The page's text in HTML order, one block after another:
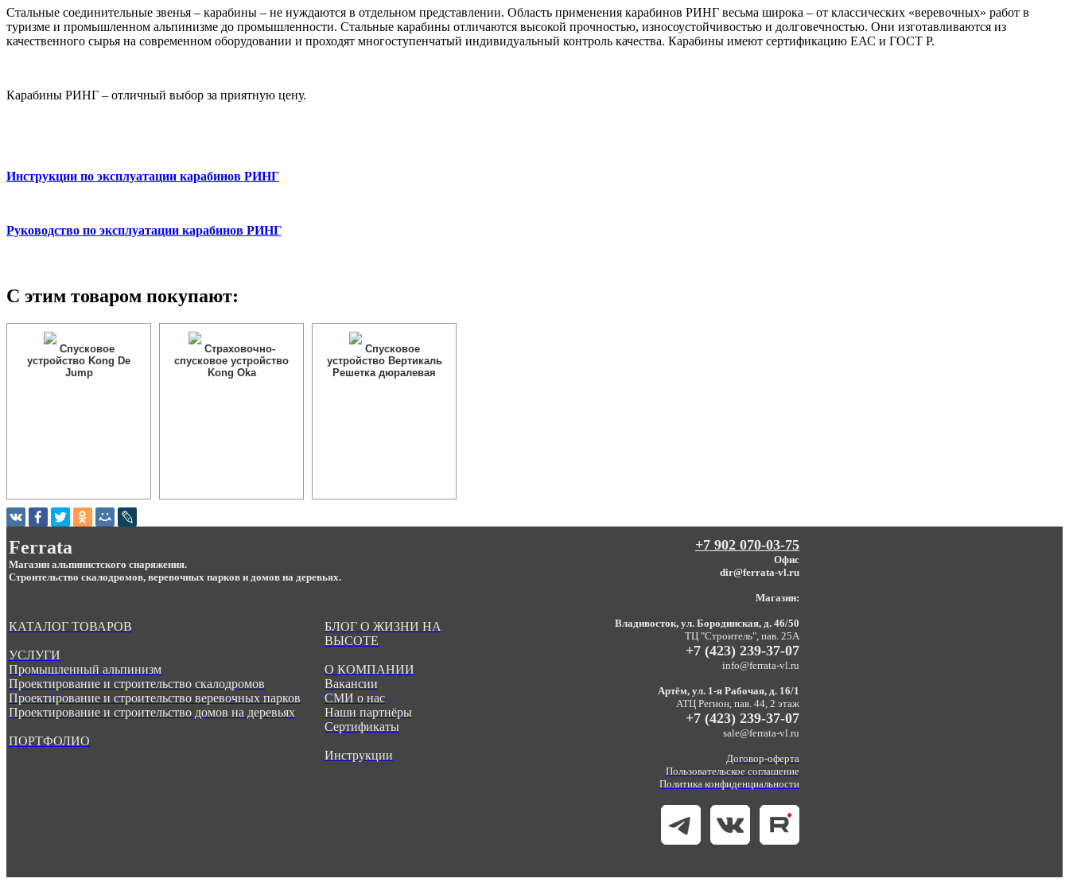
Стальные соединительные звенья – карабины – не нуждаются в отдельном представлении. Область применения карабинов РИНГ весьма широка – от классических «веревочных» работ в
туризме и промышленном альпинизме до промышленности. Стальные карабины отличаются высокой прочностью, износоустойчивостью и долговечностью. Они изготавливаются из
качественного сырья на современном оборудовании и проходят многоступенчатый индивидуальный контроль качества. Карабины имеют сертификацию ЕАС и ГОСТ Р.
Карабины РИНГ – отличный выбор за приятную цену.
Инструкции по эксплуатации карабинов РИНГ
Руководство по эксплуатации карабинов РИНГ
С этим товаром покупают:
Спусковое
устройство Kong De
Jump
Страховочно-
спусковое устройство
Kong Oka
Спусковое
устройство Вертикаль
Решетка дюралевая
Ferrata
Магазин альпинистского снаряжения.
Строительство скалодромов, веревочных парков и домов на деревьях.
+7 902 070-03-75
Офис
dir@ferrata-vl.ru
Магазин:
Владивосток, ул. Бородинская, д. 46/50
ТЦ "Строитель", пав. 25А
+7 (423) 239-37-07
info@ferrata-vl.ru
Артём, ул. 1-я Рабочая, д. 16/1
АТЦ Регион, пав. 44, 2 этаж
+7 (423) 239-37-07
sale@ferrata-vl.ru
Договор-оферта
Пользовательское соглашение
Политика конфиденциальности
КАТАЛОГ ТОВАРОВ
УСЛУГИ
Промышленный альпинизм
Проектирование и строительство скалодромов
Проектирование и строительство веревочных парков
Проектирование и строительство домов на деревьях
ПОРТФОЛИО
БЛОГ О ЖИЗНИ НА
ВЫСОТЕ
О КОМПАНИИ
Вакансии
СМИ о нас
Наши партнёры
Сертификаты
Инструкции